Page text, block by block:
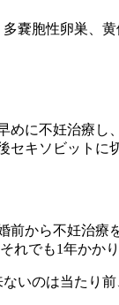
嚢胞性卵巣、
めに不妊治療し
セキソビットに
前から不妊治療
れでも1年かかり
いのは当たり